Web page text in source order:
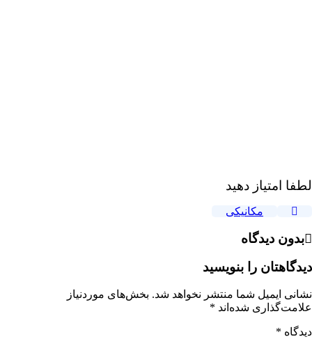
لطفا امتیاز دهید
مکانیکی
بدون دیدگاه
دیدگاهتان را بنویسید
نشانی ایمیل شما منتشر نخواهد شد. بخش‌های موردنیاز
علامت‌گذاری شده‌اند *
دیدگاه *